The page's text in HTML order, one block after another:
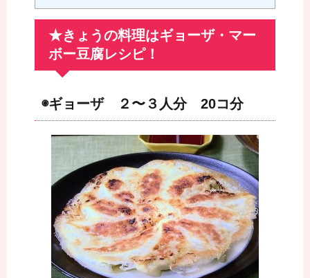
★きょうの料理はギョーザ・マー
ボー豆腐レシピ！
◉ギョーザ ２〜３人分 20コ分